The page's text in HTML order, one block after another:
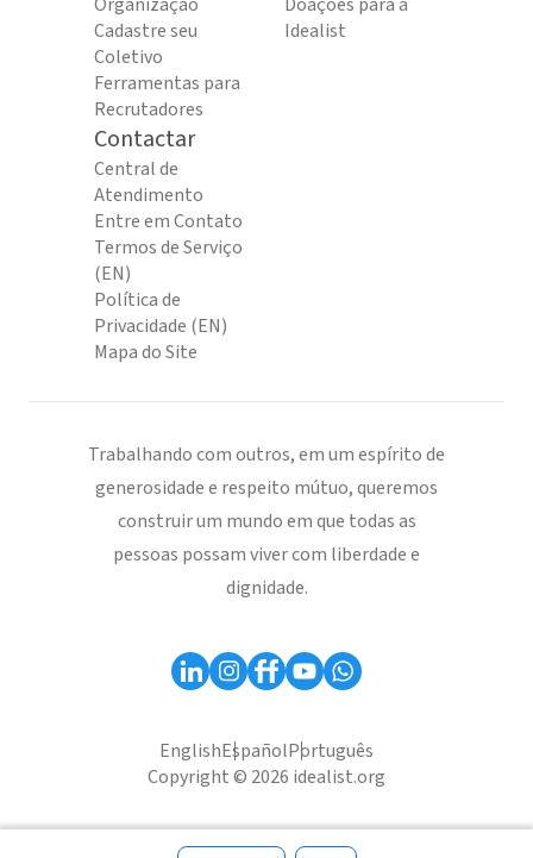
Cadastre seu
Coletivo
Ferramentas para
Recrutadores
Idealist
Contactar
Central de
Atendimento
Entre em Contato
Termos de Serviço
(EN)
Política de
Privacidade (EN)
Mapa do Site
Trabalhando com outros, em um espírito de
generosidade e respeito mútuo, queremos
construir um mundo em que todas as
pessoas possam viver com liberdade e
dignidade.
EnglishEspañolPortuguês
Copyright © 2026 idealist.org